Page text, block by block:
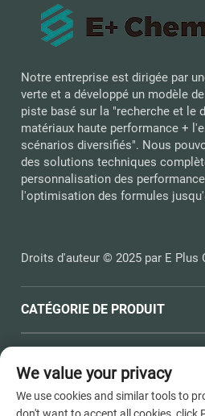
Notre entreprise est dirigée par
verte et a développé un modèle
piste basé sur la "recherche et le
matériaux haute performance +
scénarios diversifiés". Nous
des solutions techniques
personnalisation des
l'optimisation des formules
Droits d'auteur © 2025 par E Plus
CATÉGORIE DE PRODUIT
COORDONNÉES
We value your privacy
We use cookies and similar tools to